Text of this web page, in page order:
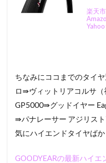
編）
味、や
や期待
結果
に……。
5
走
楽天
ちなみにココまでのタイ
ロ⇛ヴィットリアコルサ
GP5000⇛グッドイヤー
⇛パナレーサー アジリス
気にハイエンドタイヤばか
GOODYEARの最新ハイエ